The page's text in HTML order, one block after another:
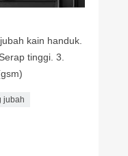
kain handuk.
tinggi. 3.
jubah